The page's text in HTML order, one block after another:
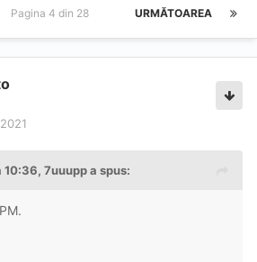
URMĂTOAREA
Pagina 4 din 28
10:36, 7uuuppa spus: